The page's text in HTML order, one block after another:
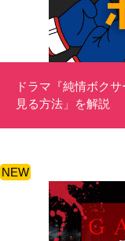
ドラマ『純情ボク
見る方法」を解説
NEW